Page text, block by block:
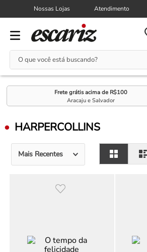
Nossas Lojas Atendimento
O que você está buscando?
Frete grátis acima de R$100
Aracaju e Salvador
HARPERCOLLINS
Mais Recentes